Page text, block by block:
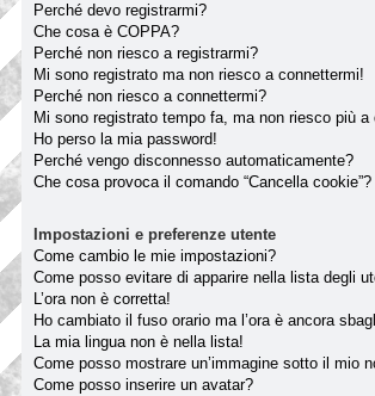
Perché devo registrarmi?
Che cosa è COPPA?
Perché non riesco a registrarmi?
Mi sono registrato ma non riesco a connettermi!
Perché non riesco a connettermi?
Mi sono registrato tempo fa, ma non riesco più a
Ho perso la mia password!
Perché vengo disconnesso automaticamente?
Che cosa provoca il comando “Cancella cookie”?
Impostazioni e preferenze utente
Come cambio le mie impostazioni?
Come posso evitare di apparire nella lista degli
L’ora non è corretta!
Ho cambiato il fuso orario ma l’ora è ancora
La mia lingua non è nella lista!
Come posso mostrare un’immagine sotto il mio
Come posso inserire un avatar?